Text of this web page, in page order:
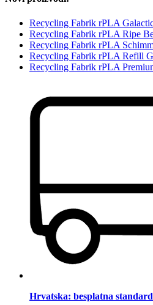
Recycling Fabrik rPLA
Recycling Fabrik rPLA Ripe
Recycling Fabrik rPLA
Recycling Fabrik rPLA Refill
Recycling Fabrik rPLA
Hrvatska: besplatna